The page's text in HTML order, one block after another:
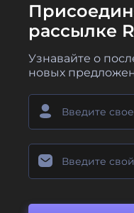
рассылке
Узнавайте о
новых